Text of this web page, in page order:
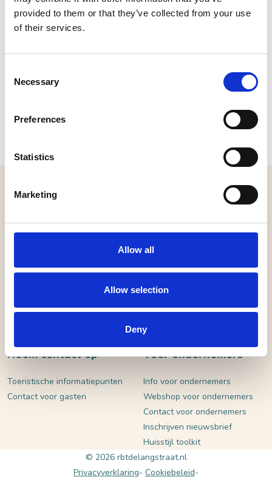
provided to them or that they’ve collected from your use
of their services.
Selection
Necessary
Preferences
Statistics
Marketing
Allow all
Allow selection
Deny
Neem contact op
Toeristische informatiepunten
Contact voor gasten
Voor ondernemers
Info voor ondernemers
Webshop voor ondernemers
Contact voor ondernemers
Inschrijven nieuwsbrief
Huisstijl toolkit
© 2026 rbtdelangstraat.nl
Privacyverklaring Cookiebeleid